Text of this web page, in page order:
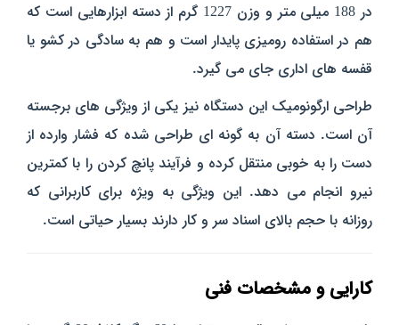
در 188 میلی‌ متر و وزن 1227 گرم از دسته ابزارهایی است که
هم در استفاده رومیزی پایدار است و هم به‌ سادگی در کشو یا
قفسه‌ های اداری جای می‌ گیرد.
طراحی ارگونومیک این دستگاه نیز یکی از ویژگی‌ های برجسته
آن است. دسته‌ آن به گونه‌ ای طراحی شده که فشار وارده از
دست را به‌ خوبی منتقل کرده و فرآیند پانچ کردن را با کمترین
نیرو انجام می‌ دهد. این ویژگی به‌ ویژه برای کاربرانی که
روزانه با حجم بالای اسناد سر و کار دارند بسیار حیاتی است.
کارایی و مشخصات فنی